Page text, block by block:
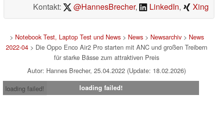
Kontakt:
@HannesBrecher, LinkedIn, Xing
> Notebook Test, Laptop Test und News> News> Newsarchiv> News
2022-04 > Die Oppo Enco Air2 Pro starten mit ANC und großen Treibern
für starke Bässe zum attraktiven Preis
Autor: Hannes Brecher, 25.04.2022 (Update: 18.02.2026)
loading failed!
loading failed!